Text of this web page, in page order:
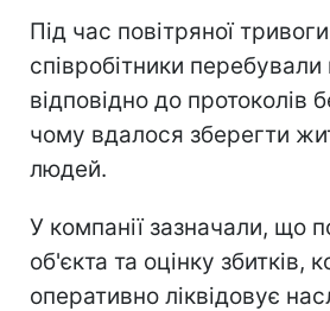
Під час повітряної тривоги
співробітники перебували
відповідно до протоколів
чому вдалося зберегти
людей.
У компанії зазначали, що
об'єкта та оцінку збитків,
оперативно ліквідовує